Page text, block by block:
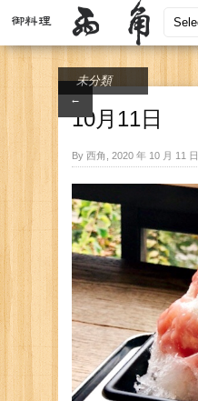
←
未分類
10月11日
By 西角, 2020 年 10 月 11 日